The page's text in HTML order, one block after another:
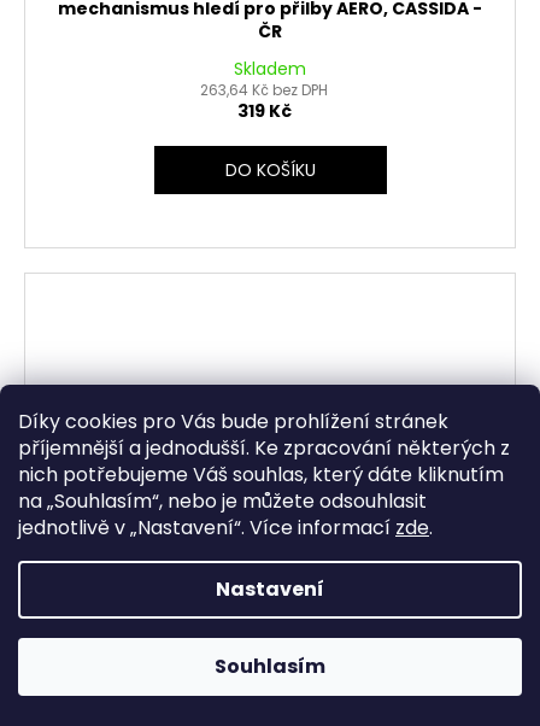
Díky cookies pro Vás bude prohlížení stránek
příjemnější a jednodušší. Ke zpracování některých z
nich potřebujeme Váš souhlas, který dáte kliknutím
na „Souhlasím“, nebo je můžete odsouhlasit
jednotlivě v „Nastavení“. Více informací zde.
Nastavení
Souhlasím
mechanismus hledí pro přilby AERO, CASSIDA -
ČR
Skladem
263,64 Kč bez DPH
319 Kč
DO KOŠÍKU